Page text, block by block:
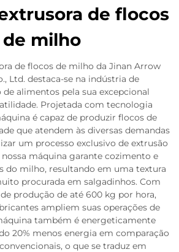
de flocos
de milho
de flocos de milho da Jinan Arrow
Ltd. destaca-se na indústria de
alimentos pela sua excepcional
Projetada com tecnologia
é capaz de produzir flocos de
que atendem às diversas demandas
um processo exclusivo de extrusão
máquina garante cozimento e
do milho, resultando em uma textura
procurada em salgadinhos. Com
produção de até 600 kg por hora,
ampliem suas operações de
também é energeticamente
20% menos energia em comparação
o que se traduz em